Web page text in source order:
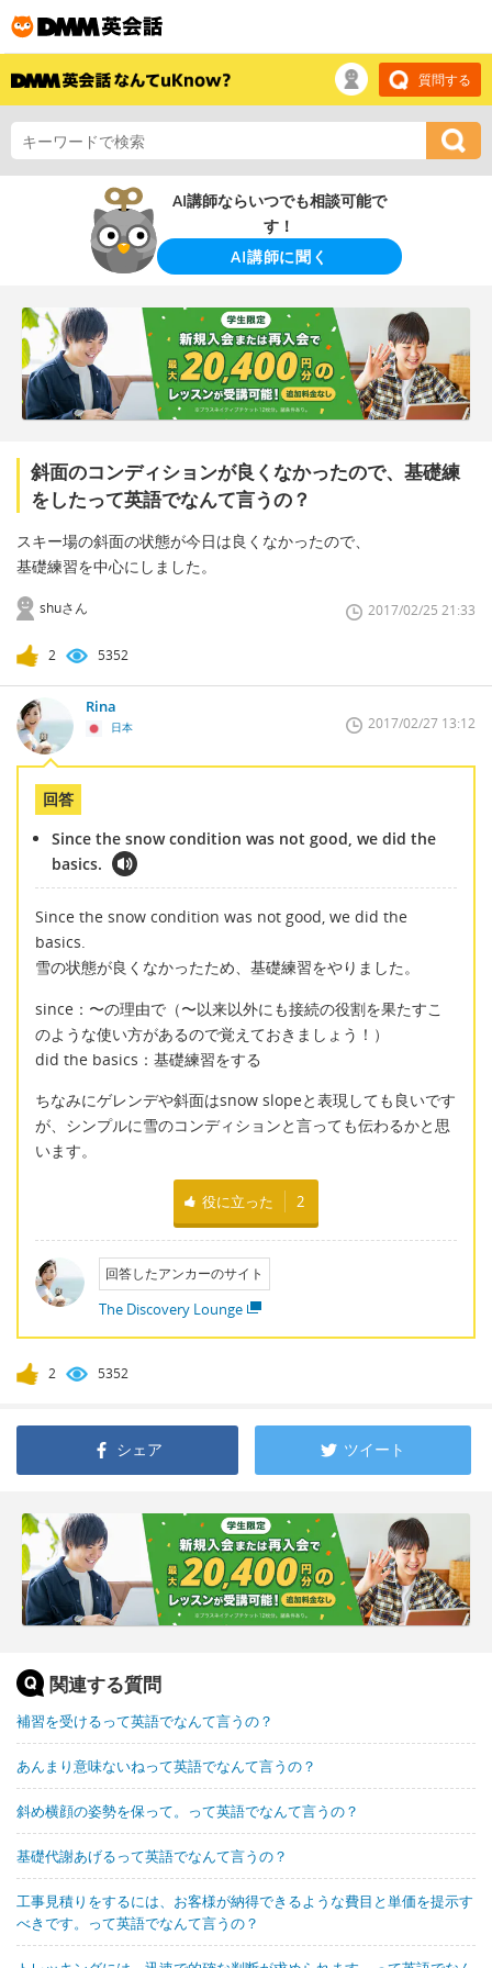
質問する
AI講師ならいつでも相談可能で
す！
AI講師に聞く
斜面のコンディションが良くなかったので、基礎練
をしたって英語でなんて言うの？
スキー場の斜面の状態が今日は良くなかったので、
基礎練習を中心にしました。
shuさん 2017/02/25 21:33
2 5352
Rina
日本 2017/02/27 13:12
回答
Since the snow condition was not good, we did the
basics.
Since the snow condition was not good, we did the
basics.
雪の状態が良くなかったため、基礎練習をやりました。
since：〜の理由で（〜以来以外にも接続の役割を果たすこ
のような使い方があるので覚えておきましょう！）
did the basics：基礎練習をする
ちなみにゲレンデや斜面はsnow slopeと表現しても良いです
が、シンプルに雪のコンディションと言っても伝わるかと思
います。
役に立った 2
回答したアンカーのサイト
The Discovery Lounge
2 5352
シェア ツイート
関連する質問
補習を受けるって英語でなんて言うの？
あんまり意味ないねって英語でなんて言うの？
斜め横顔の姿勢を保って。って英語でなんて言うの？
基礎代謝あげるって英語でなんて言うの？
工事見積りをするには、お客様が納得できるような費目と単価を提示す
べきです。って英語でなんて言うの？